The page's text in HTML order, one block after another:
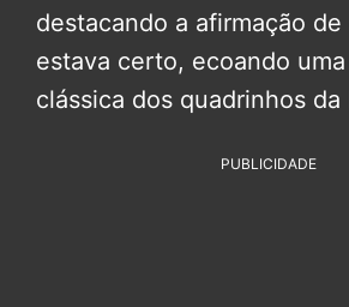
destacando a afirmação
estava certo, ecoando
clássica dos quadrinhos da
PUBLICIDADE